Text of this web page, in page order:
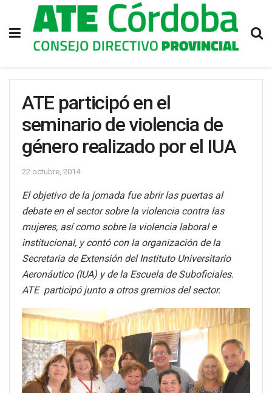
ATE participó en el
seminario de violencia de
género realizado por el IUA
22 octubre, 2014
El objetivo de la jornada fue abrir las puertas al
debate en el sector sobre la violencia contra las
mujeres, así como sobre la violencia laboral e
institucional, y contó con la organización de la
Secretaria de Extensión del Instituto Universitario
Aeronáutico (IUA) y de la Escuela de Suboficiales.
ATE participó junto a otros gremios del sector.